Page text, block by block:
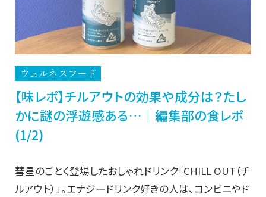
ウェルネスフード
【味レポ】チルアウトの効果や成分は？たし
かに謎の浮遊感ある…｜編集部の食レポ
(1/2)
彗星のごとく登場したおしゃれドリンク「CHILL OUT（チ
ルアウト）」。エナジードリンク好きの人は、コンビニやド